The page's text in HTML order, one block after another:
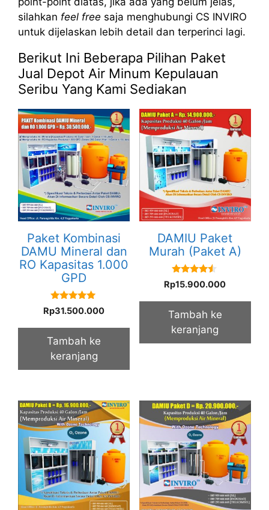
silahkan feel free saja menghubungi CS INVIRO
untuk dijelaskan lebih detail dan terperinci lagi.
Berikut Ini Beberapa Pilihan Paket
Jual Depot Air Minum Kepulauan
Seribu Yang Kami Sediakan
Paket Kombinasi
DAMU Mineral dan
RO Kapasitas 1.000
GPD
5.00
out of 5
Rp31.500.000
Tambah ke
keranjang
DAMIU Paket
Murah (Paket A)
4.33
out of 5
Rp15.900.000
Tambah ke
keranjang